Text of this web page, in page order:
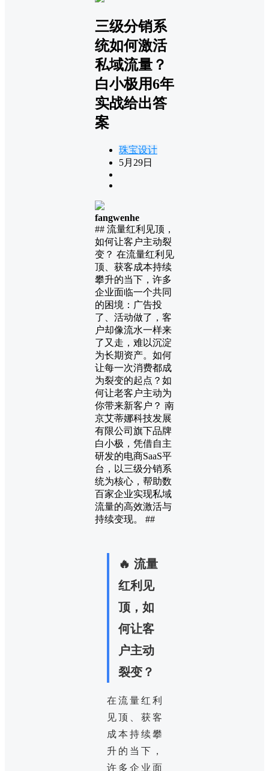
三级分销系
统如何激活
私域流量？
白小极用6年
实战给出答
案
珠宝设计
5月29日
fangwenhe
## 流量红利见顶，
如何让客户主动裂
变？ 在流量红利见
顶、获客成本持续
攀升的当下，许多
企业面临一个共同
的困境：广告投
了、活动做了，客
户却像流水一样来
了又走，难以沉淀
为长期资产。如何
让每一次消费都成
为裂变的起点？如
何让老客户主动为
你带来新客户？ 南
京艾蒂娜科技发展
有限公司旗下品牌
白小极，凭借自主
研发的电商SaaS平
台，以三级分销系
统为核心，帮助数
百家企业实现私域
流量的高效激活与
持续变现。 ##
🔥 流量
红利见
顶，如
何让客
户主动
裂变？
在流量红利
见顶、获客
成本持续攀
升的当下，
许多企业面